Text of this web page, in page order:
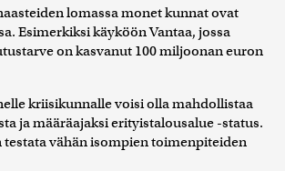
lomassa monet kunnat ovat
Esimerkiksi käyköön Vantaa, jossa
on kasvanut 100 miljoonan euron
kriisikunnalle voisi olla mahdollistaa
ja määräajaksi erityistalousalue -status.
testata vähän isompien toimenpiteiden